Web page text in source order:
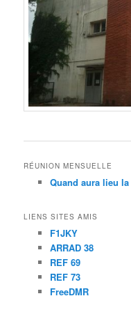
RÉUNION MENSUELLE
Quand aura lieu
LIENS SITES AMIS
F1JKY
ARRAD 38
REF 69
REF 73
FreeDMR